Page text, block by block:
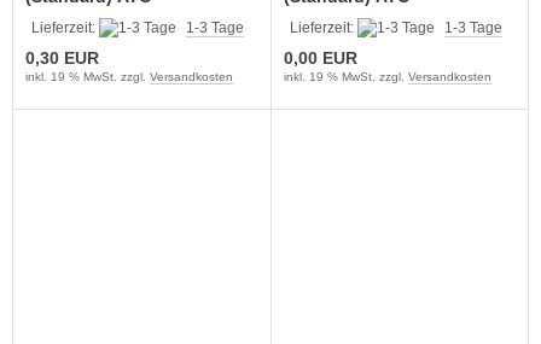
Lieferzeit: 1-3 Tage
0,30 EUR
inkl. 19 % MwSt. zzgl. Versandkosten
Lieferzeit: 1-3 Tage
0,00 EUR
inkl. 19 % MwSt. zzgl. Versandkosten